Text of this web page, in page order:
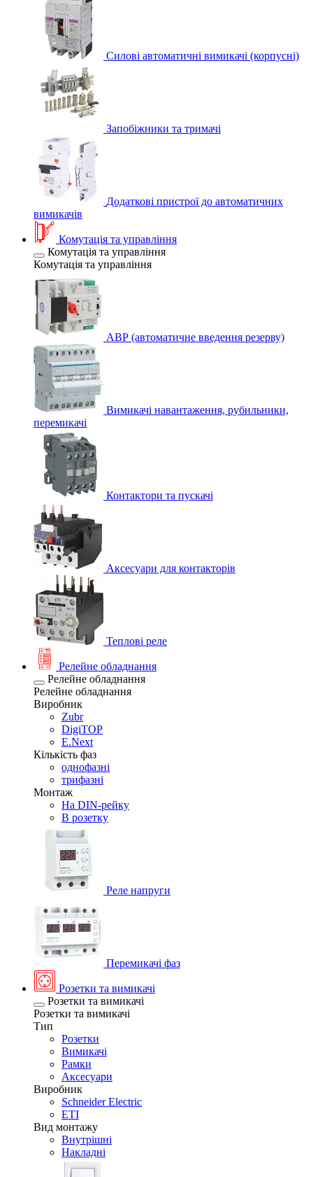
Силові автоматичні вимикачі (корпусні)
Запобіжники та тримачі
Додаткові пристрої до автоматичних
вимикачів
Комутація та управління
Комутація та управління
Комутація та управління
АВР (автоматичне введення резерву)
Вимикачі навантаження, рубильники,
перемикачі
Контактори та пускачі
Аксесуари для контакторів
Теплові реле
Релейне обладнання
Релейне обладнання
Релейне обладнання
Виробник
Zubr
DigiTOP
E.Next
Кількість фаз
однофазні
трифазні
Монтаж
На DIN-рейку
В розетку
Реле напруги
Перемикачі фаз
Розетки та вимикачі
Розетки та вимикачі
Розетки та вимикачі
Тип
Розетки
Вимикачі
Рамки
Аксесуари
Виробник
Schneider Electric
ETI
Вид монтажу
Внутрішні
Накладні